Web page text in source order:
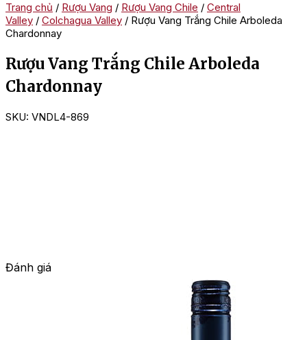
Trang chủ / Rượu Vang / Rượu Vang Chile / Central
Valley / Colchagua Valley / Rượu Vang Trắng Chile Arboleda
Chardonnay
Rượu Vang Trắng Chile Arboleda
Chardonnay
SKU: VNDL4-869
Đánh giá